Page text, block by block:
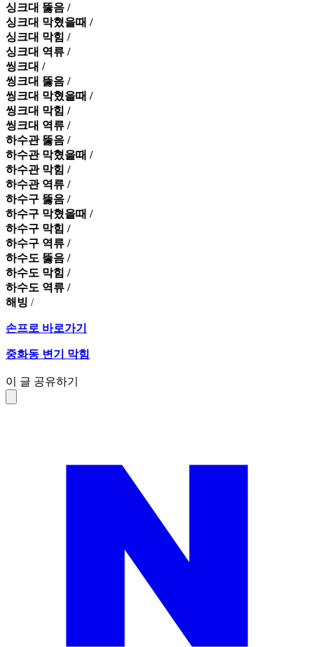
싱크대 뚫음 /
싱크대 막혔을때 /
싱크대 막힘 /
싱크대 역류 /
씽크대 /
씽크대 뚫음 /
씽크대 막혔을때 /
씽크대 막힘 /
씽크대 역류 /
하수관 뚫음 /
하수관 막혔을때 /
하수관 막힘 /
하수관 역류 /
하수구 뚫음 /
하수구 막혔을때 /
하수구 막힘 /
하수구 역류 /
하수도 뚫음 /
하수도 막힘 /
하수도 역류 /
해빙 /
손프로 바로가기
중화동 변기 막힘
이 글 공유하기